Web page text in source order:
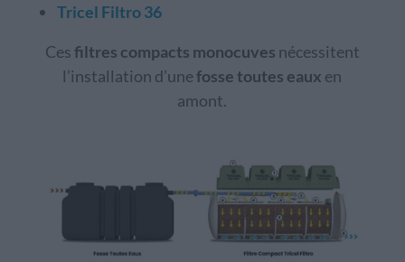
Tricel Filtro 36
Cesfiltres compacts monocuves nécessitent
l’installation d’unefosse toutes eaux en
amont.